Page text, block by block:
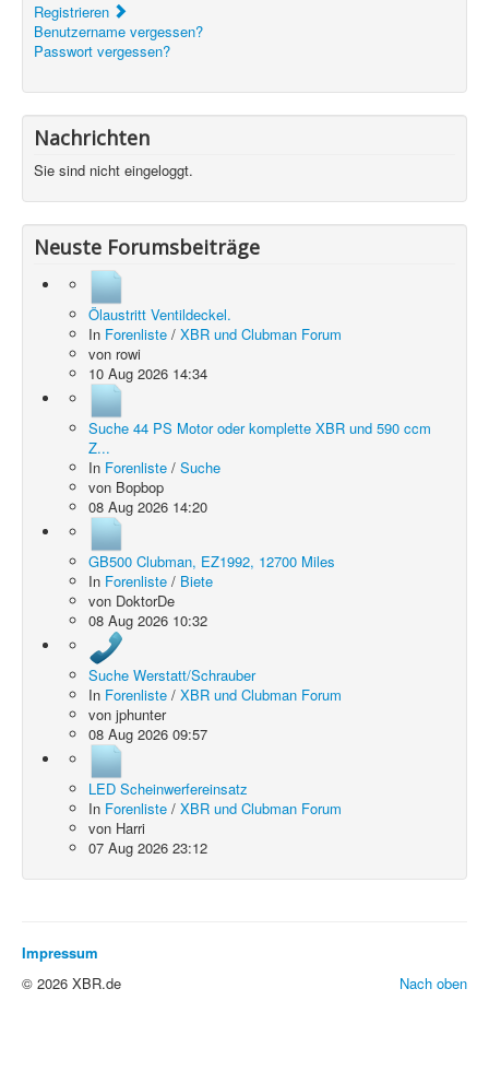
Registrieren
Benutzername vergessen?
Passwort vergessen?
Nachrichten
Sie sind nicht eingeloggt.
Neuste Forumsbeiträge
Ölaustritt Ventildeckel.
In Forenliste / XBR und Clubman Forum
von rowi
10 Aug 2026 14:34
Suche 44 PS Motor oder komplette XBR und 590 ccm
Z...
In Forenliste / Suche
von Bopbop
08 Aug 2026 14:20
GB500 Clubman, EZ1992, 12700 Miles
In Forenliste / Biete
von DoktorDe
08 Aug 2026 10:32
Suche Werstatt/Schrauber
In Forenliste / XBR und Clubman Forum
von jphunter
08 Aug 2026 09:57
LED Scheinwerfereinsatz
In Forenliste / XBR und Clubman Forum
von Harri
07 Aug 2026 23:12
Impressum
Nach oben
© 2026 XBR.de